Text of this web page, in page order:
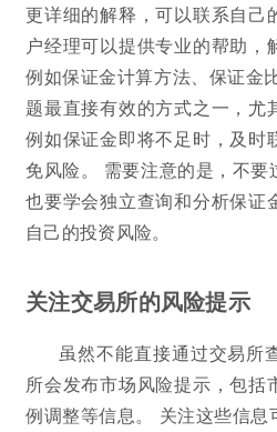
更详细的解释，可以联系自己
户经理可以提供专业的帮助，
例如保证金计算方法、保证金
题最直接有效的方式之一，尤
例如保证金即将不足时，及时
免风险。 需要注意的是，不
也要学会独立查询和分析保证
自己的投资风险。
关注交易所的风险提示
虽然不能直接通过交易所
所会发布市场风险提示，包括
例调整等信息。 关注这些信息